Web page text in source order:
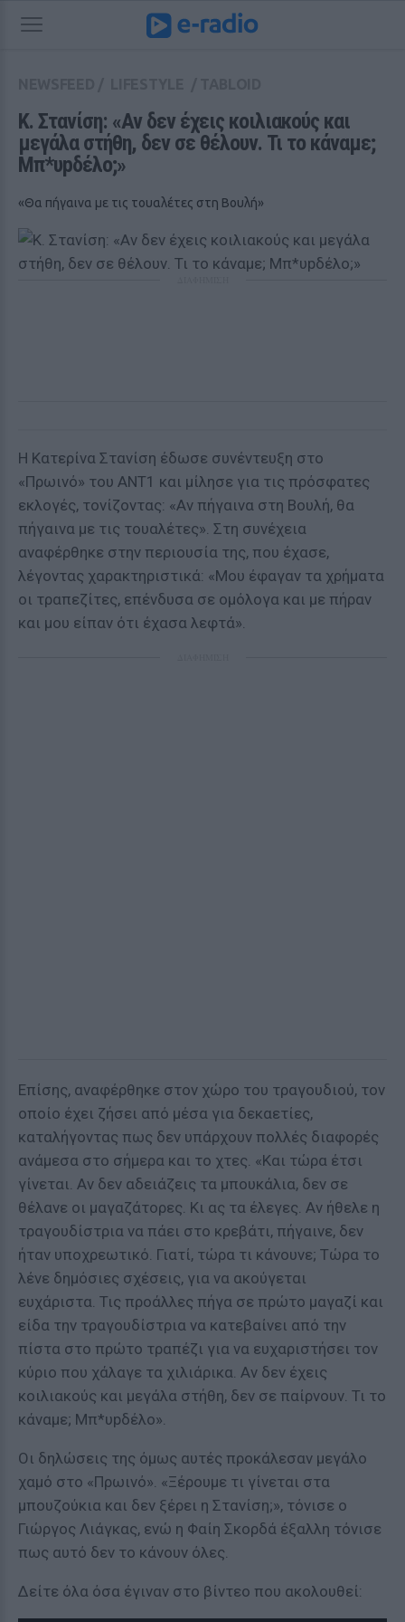
Κ. Στανίση: «Αν δεν έχεις κοιλιακούς και
μεγάλα στήθη, δεν σε θέλουν. Τι το κάναμε;
Μπ*υpδέλο;»
«Θα πήγαινα με τις τουαλέτες στη Βουλή»
Η Κατερίνα Στανίση έδωσε συνέντευξη στο
«Πρωινό» του ΑΝΤ1 και μίλησε για τις πρόσφατες
εκλογές, τονίζοντας: «Αν πήγαινα στη Βουλή, θα
πήγαινα με τις τουαλέτες». Στη συνέχεια
αναφέρθηκε στην περιουσία της, που έχασε,
λέγοντας χαρακτηριστικά: «Μου έφαγαν τα χρήματα
οι τραπεζίτες, επένδυσα σε ομόλογα και με πήραν
και μου είπαν ότι έχασα λεφτά».
Επίσης, αναφέρθηκε στον χώρο του τραγουδιού, τον
οποίο έχει ζήσει από μέσα για δεκαετίες,
καταλήγοντας πως δεν υπάρχουν πολλές διαφορές
ανάμεσα στο σήμερα και το χτες. «Και τώρα έτσι
γίνεται. Αν δεν αδειάζεις τα μπουκάλια, δεν σε
θέλανε οι μαγαζάτορες. Κι ας τα έλεγες. Αν ήθελε η
τραγουδίστρια να πάει στο κρεβάτι, πήγαινε, δεν
ήταν υποχρεωτικό. Γιατί, τώρα τι κάνουνε; Τώρα το
λένε δημόσιες σχέσεις, για να ακούγεται
ευχάριστα. Τις προάλλες πήγα σε πρώτο μαγαζί και
είδα την τραγουδίστρια να κατεβαίνει από την
πίστα στο πρώτο τραπέζι για να ευχαριστήσει τον
κύριο που χάλαγε τα χιλιάρικα. Αν δεν έχεις
κοιλιακούς και μεγάλα στήθη, δεν σε παίρνουν. Τι το
κάναμε; Μπ*υpδέλο».
Οι δηλώσεις της όμως αυτές προκάλεσαν μεγάλο
χαμό στο «Πρωινό». «Ξέρουμε τι γίνεται στα
μπουζούκια και δεν ξέρει η Στανίση;», τόνισε ο
Γιώργος Λιάγκας, ενώ η Φαίη Σκορδά έξαλλη τόνισε
πως αυτό δεν το κάνουν όλες.
Δείτε όλα όσα έγιναν στο βίντεο που ακολουθεί: